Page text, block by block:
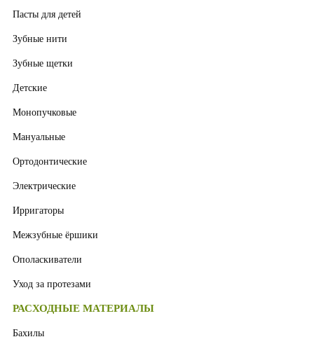
Пасты для детей
Зубные нити
Зубные щетки
Детские
Монопучковые
Мануальные
Ортодонтические
Электрические
Ирригаторы
Межзубные ёршики
Ополаскиватели
Уход за протезами
РАСХОДНЫЕ МАТЕРИАЛЫ
Бахилы